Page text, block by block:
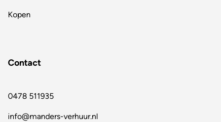
Kopen
Contact
0478 511935
info@manders-verhuur.nl